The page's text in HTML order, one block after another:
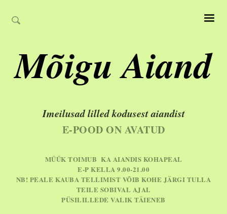
Mõigu Aiand
Imeilusad lilled kodusest aiandist
E-POOD ON AVATUD
MÜÜK TOIMUB KA AIANDIS KOHAPEAL
E-P KELLA 9.00-21.00
NB! PEALE KAUBA TELLIMIST VÕIB KOHE JÄRGI TULLA
TEILE SOBIVAL AJAL
PÜSILILLEDE VALIK TÄIENEB